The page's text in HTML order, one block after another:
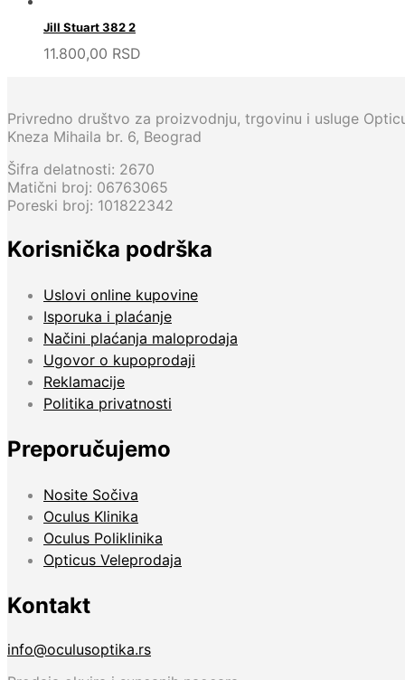
Jill Stuart 382 2
11.800,00 RSD
Privredno društvo za proizvodnju, trgovinu i usluge
Kneza Mihaila br. 6, Beograd
Šifra delatnosti: 2670
Matični broj: 06763065
Poreski broj: 101822342
Korisnička podrška
Uslovi online kupovine
Isporuka i plaćanje
Načini plaćanja maloprodaja
Ugovor o kupoprodaji
Reklamacije
Politika privatnosti
Preporučujemo
Nosite Sočiva
Oculus Klinika
Oculus Poliklinika
Opticus Veleprodaja
Kontakt
info@oculusoptika.rs